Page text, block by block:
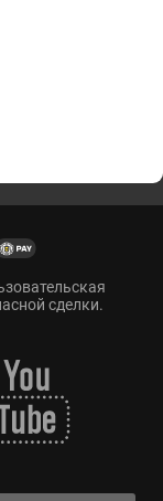
сделки.